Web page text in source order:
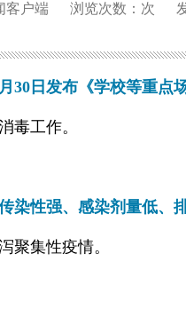
客户端 浏览次数： 次
30日发布《学校等重点
毒工作。
染性强、感染剂量低、
聚集性疫情。